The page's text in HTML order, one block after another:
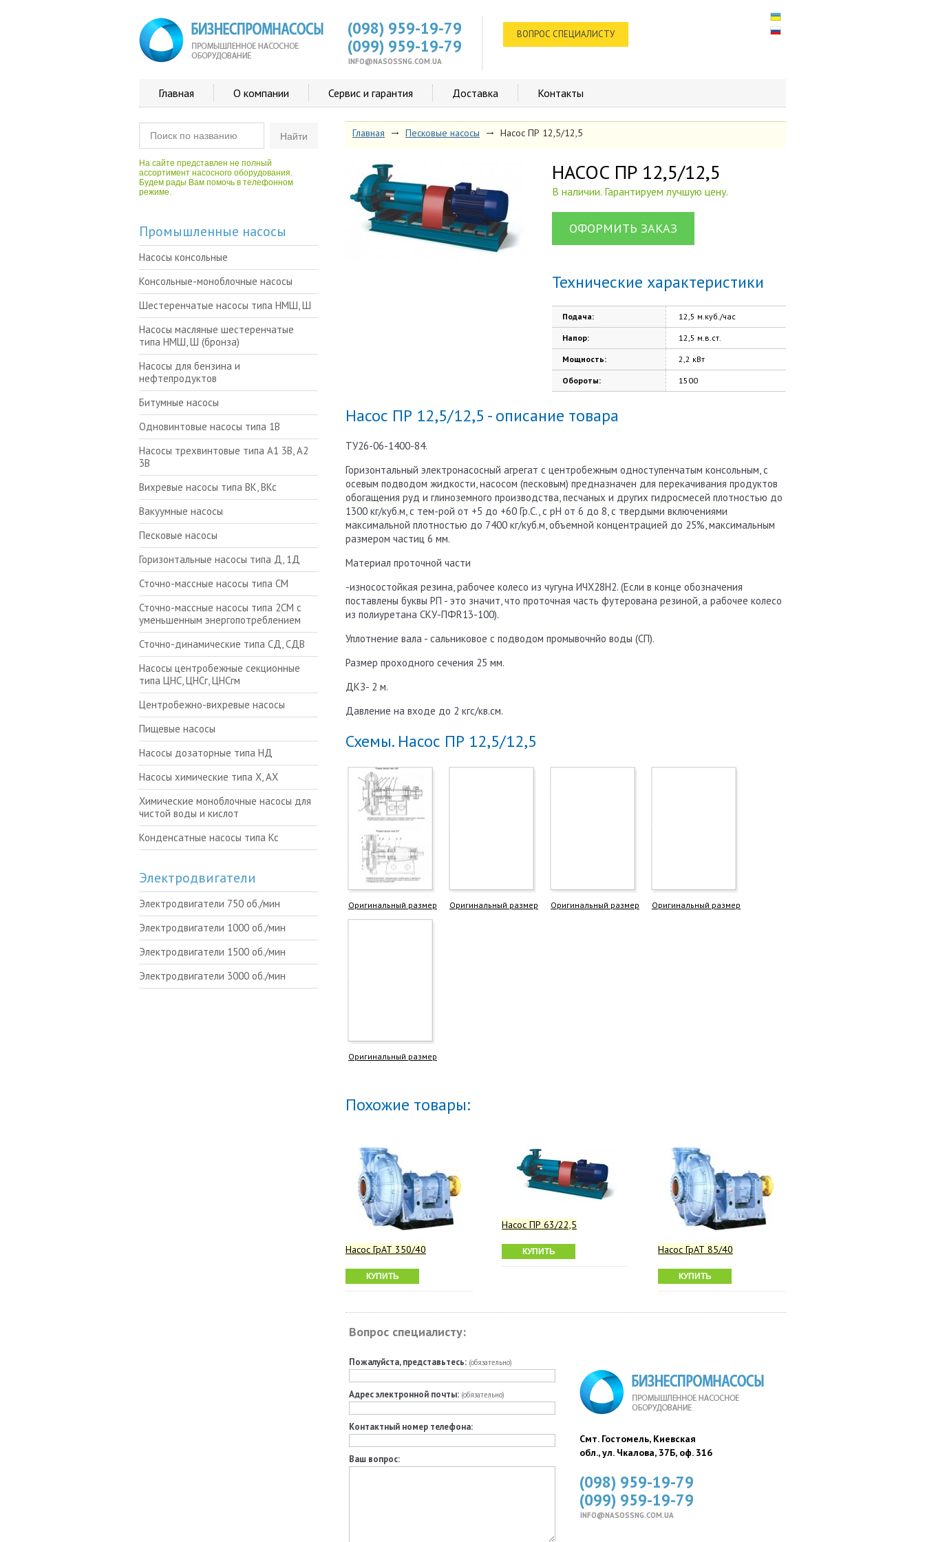
(098) 959-19-79
(099) 959-19-79
INFO@NASOSSNG.COM.UA
ВОПРОС СПЕЦИАЛИСТУ
Главная О компании Сервис и гарантия Доставка Контакты
Главная Песковые насосы Насос ПР 12,5/12,5
НАСОС ПР 12,5/12,5
В наличии. Гарантируем лучшую цену.
ОФОРМИТЬ ЗАКАЗ
Технические характеристики
Подача: 12,5 м.куб./час
Напор: 12,5 м.в.ст.
Мощность: 2,2 кВт
Обороты: 1500
Насос ПР 12,5/12,5 - описание товара
ТУ26-06-1400-84.
Горизонтальный электронасосный агрегат с центробежным одноступенчатым консольным, с
осевым подводом жидкости, насосом (песковым) предназначен для перекачивания продуктов
обогащения руд и глиноземного производства, песчаных и других гидросмесей плотностью до
1300 кг/куб.м, с тем-рой от +5 до +60 Гр.С., с рН от 6 до 8, с твердыми включениями
максимальной плотностью до 7400 кг/куб.м, объемной концентрацией до 25%, максимальным
размером частиц 6 мм.
Материал проточной части
-износостойкая резина, рабочее колесо из чугуна ИЧХ28Н2. (Если в конце обозначения
поставлены буквы РП - это значит, что проточная часть футерована резиной, а рабочее колесо
из полиуретана СКУ-ПФR13-100).
Уплотнение вала - сальниковое с подводом промывочнйо воды (СП).
Размер проходного сечения 25 мм.
ДКЗ- 2 м.
Давление на входе до 2 кгс/кв.см.
Схемы. Насос ПР 12,5/12,5
Оригинальный размер Оригинальный размер Оригинальный размер Оригинальный размер
Оригинальный размер
Похожие товары:
Насос ГрАТ 350/40
КУПИТЬ
Насос ПР 63/22,5
КУПИТЬ Насос ГрАТ 85/40
КУПИТЬ
Вопрос специалисту:
Пожалуйста, представьтесь: (обязательно)
Адрес электронной почты: (обязательно)
Контактный номер телефона:
Ваш вопрос:
Смт. Гостомель, Киевская
обл., ул. Чкалова, 37Б, оф. 316
(098) 959-19-79
(099) 959-19-79
INFO@NASOSSNG.COM.UA
На сайте представлен не полный
ассортимент насосного оборудования.
Будем рады Вам помочь в телефонном
режиме.
Промышленные насосы
Насосы консольные
Консольные-моноблочные насосы
Шестеренчатые насосы типа НМШ, Ш
Насосы масляные шестеренчатые
типа НМШ, Ш (бронза)
Насосы для бензина и
нефтепродуктов
Битумные насосы
Одновинтовые насосы типа 1В
Насосы трехвинтовые типа А1 3В, А2
3В
Вихревые насосы типа ВК, ВКс
Вакуумные насосы
Песковые насосы
Горизонтальные насосы типа Д, 1Д
Сточно-массные насосы типа СМ
Сточно-массные насосы типа 2СМ с
уменьшенным энергопотреблением
Сточно-динамические типа СД, СДВ
Насосы центробежные секционные
типа ЦНС, ЦНСг, ЦНСгм
Центробежно-вихревые насосы
Пищевые насосы
Насосы дозаторные типа НД
Насосы химические типа Х, АХ
Химические моноблочные насосы для
чистой воды и кислот
Конденсатные насосы типа Кс
Электродвигатели
Электродвигатели 750 об./мин
Электродвигатели 1000 об./мин
Электродвигатели 1500 об./мин
Электродвигатели 3000 об./мин